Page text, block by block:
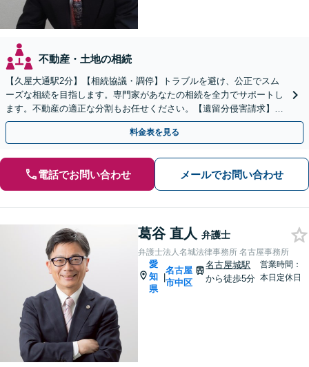
不動産・土地の相続
【久屋大通駅2分】【相続協議・調停】トラブルを避け、公正でスム
ーズな相続を目指します。専門家があなたの相続を全力でサポートし
ます。不動産の適正な分割もお任せください。【遺留分侵害請求】
【相続放棄】も対応可能です。
料金表を見る
電話でお問い合わせ メールでお問い合わせ
葛谷 直人 弁護士
弁護士法人名城法律事務所 名古屋事務所
愛
知
県
|
名古屋
市中区
名古屋城駅
から徒歩5分
営業時間：
本日定休日